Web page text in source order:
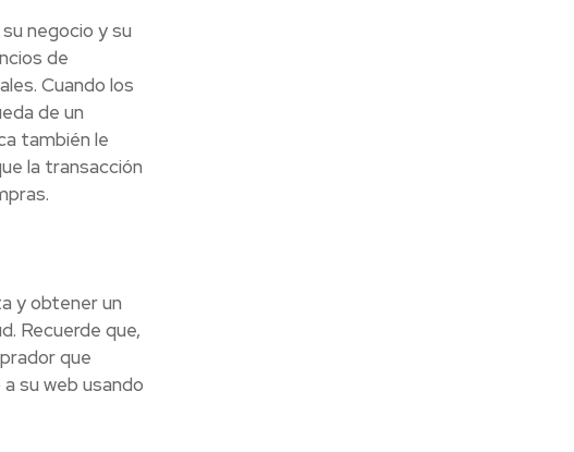
negocio y su
de
Cuando los
de un
también le
la transacción
y obtener un
Recuerde que,
que
su web usando